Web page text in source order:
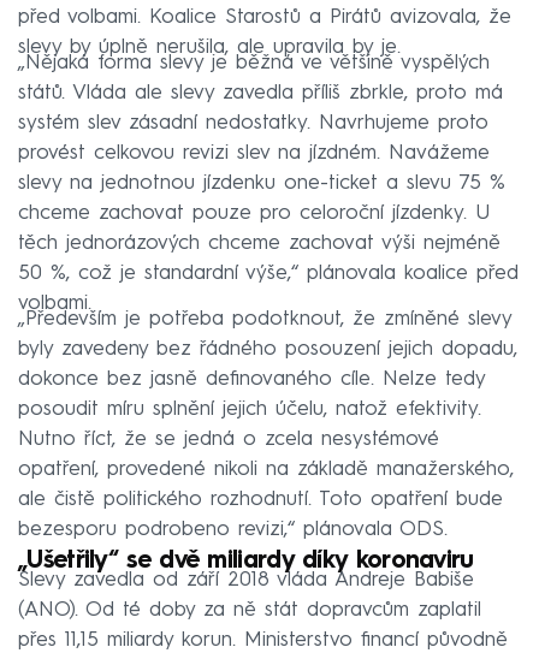
před volbami. Koalice Starostů a Pirátů avizovala, že
slevy by úplně nerušila, ale upravila by je.
„Nějaká forma slevy je běžná ve většině vyspělých
států. Vláda ale slevy zavedla příliš zbrkle, proto má
systém slev zásadní nedostatky. Navrhujeme proto
provést celkovou revizi slev na jízdném. Navážeme
slevy na jednotnou jízdenku one-ticket a slevu 75 %
chceme zachovat pouze pro celoroční jízdenky. U
těch jednorázových chceme zachovat výši nejméně
50 %, což je standardní výše,“ plánovala koalice před
volbami.
„Především je potřeba podotknout, že zmíněné slevy
byly zavedeny bez řádného posouzení jejich dopadu,
dokonce bez jasně definovaného cíle. Nelze tedy
posoudit míru splnění jejich účelu, natož efektivity.
Nutno říct, že se jedná o zcela nesystémové
opatření, provedené nikoli na základě manažerského,
ale čistě politického rozhodnutí. Toto opatření bude
bezesporu podrobeno revizi,“ plánovala ODS.
„Ušetřily“ se dvě miliardy díky koronaviru
Slevy zavedla od září 2018 vláda Andreje Babiše
(ANO). Od té doby za ně stát dopravcům zaplatil
přes 11,15 miliardy korun. Ministerstvo financí původně